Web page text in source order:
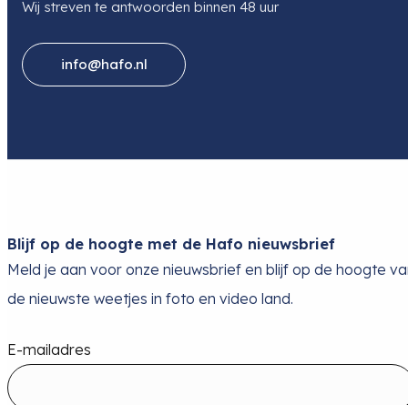
Wij streven te antwoorden binnen 48 uur
info@hafo.nl
Blijf op de hoogte met de Hafo nieuwsbrief
Meld je aan voor onze nieuwsbrief en blijf op de hoogte
de nieuwste weetjes in foto en video land.
E-mailadres